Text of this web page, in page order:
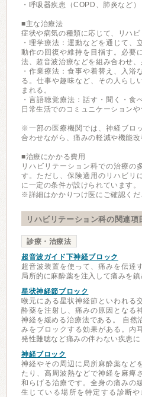
・呼吸器疾患（COPD、肺炎など）
■主な治療法
症状や病気の種類に応じて、リハビ
・理学療法：運動などを通じて、
動作の回復や維持を目指す。必要
法、超音波治療などを組み合わせ、
・作業療法：食事や着替え、入浴
る。仕事や趣味など、その人らし
まれる。
・言語聴覚療法：話す・聞く・食
日常生活でのコミュニケーションや
※一部の医療機関では、神経ブロ
合わせながら、痛みの軽減や機能改
■治療にかかる費用
リハビリテーション科での治療の
す。ただし、保険適用のリハビリ
に一定の条件が設けられています。
※詳細はかかりつけ医にご確認くだ
リハビリテーション科の関連項
診療・治療法
超音波ガイド下神経ブロック
超音波装置を使って、痛みを伝達
局所的に麻酔薬を注入して痛みを鎮
星状神経節ブロック
喉元にある星状神経節といわれる
酔薬を注射し、痛みの原因となる
神経を緩める治療法である。 自然
みをブロックする効果がある。内
発性難聴など痛みの伴わない疾患に
神経ブロック
神経やその周辺に局所麻酔薬など
たり、高周波熱などで神経を麻痺
和らげる治療です。全身の痛みの
生じている場所を特定する診断